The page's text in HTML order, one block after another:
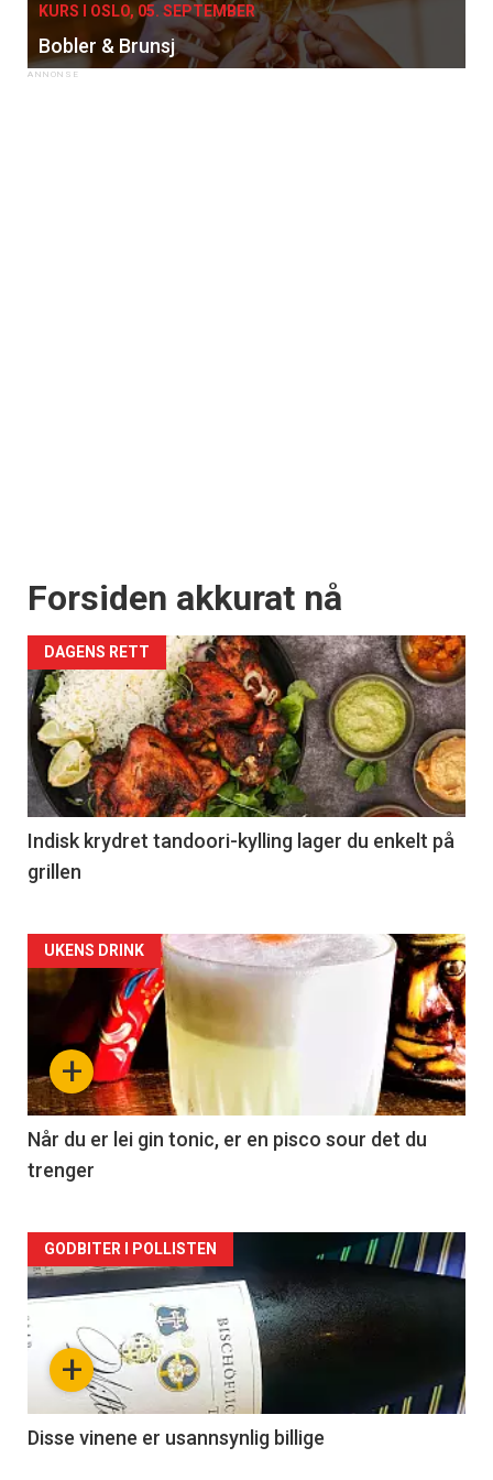
KURS I OSLO, 05. SEPTEMBER
Bobler & Brunsj
Forsiden akkurat nå
DAGENS RETT
Indisk krydret tandoori-kylling lager du enkelt på
grillen
Forsiden
akkurat
nå
-
2
+
UKENS DRINK
Når du er lei gin tonic, er en pisco sour det du
trenger
Forsiden
akkurat
nå
3
+
GODBITER I POLLISTEN
Disse vinene er usannsynlig billige